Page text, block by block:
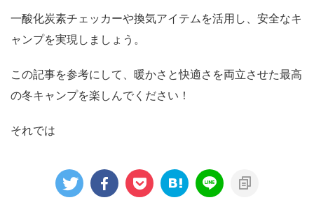
一酸化炭素チェッカーや換気アイテムを活用し、安全なキ
ャンプを実現しましょう。
この記事を参考にして、暖かさと快適さを両立させた最高
の冬キャンプを楽しんでください！
それでは